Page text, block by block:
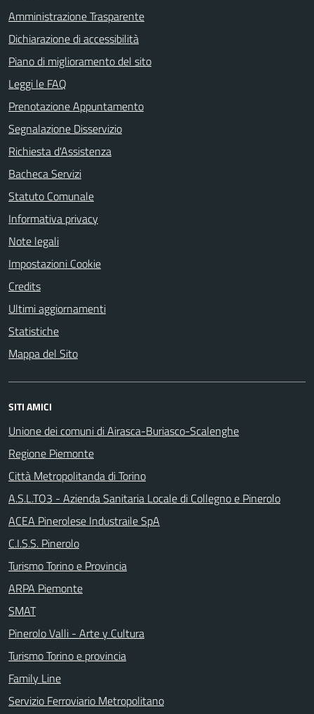
Amministrazione Trasparente
Dichiarazione di accessibilità
Piano di miglioramento del sito
Leggi le FAQ
Prenotazione Appuntamento
Segnalazione Disservizio
Richiesta d'Assistenza
Bacheca Servizi
Statuto Comunale
Informativa privacy
Note legali
Impostazioni Cookie
Credits
Ultimi aggiornamenti
Statistiche
Mappa del Sito
SITI AMICI
Unione dei comuni di Airasca-Buriasco-Scalenghe
Regione Piemonte
Città Metropolitanda di Torino
A.S.L.TO3 - Azienda Sanitaria Locale di Collegno e Pinerolo
ACEA Pinerolese Industraile SpA
C.I.S.S. Pinerolo
Turismo Torino e Provincia
ARPA Piemonte
SMAT
Pinerolo Valli - Arte y Cultura
Turismo Torino e provincia
Family Line
Servizio Ferroviario Metropolitano